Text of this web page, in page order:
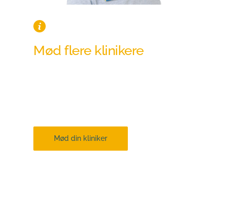
Mød flere klinikere
Mød din kliniker